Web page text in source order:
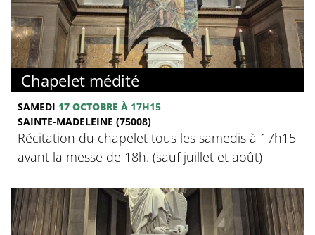
Chapelet médité
SAMEDI 17 OCTOBRE À 17H15
SAINTE-MADELEINE (75008)
Récitation du chapelet tous les samedis à 17h15
avant la messe de 18h. (sauf juillet et août)